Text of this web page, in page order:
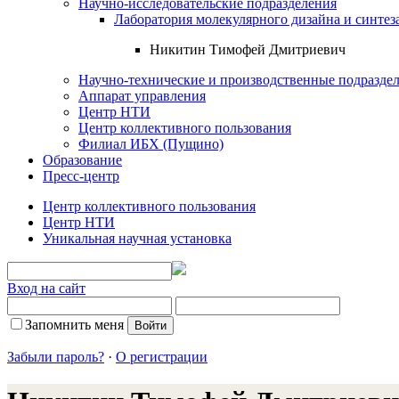
Лаборатория молекулярного дизайна и
Никитин Тимофей Дмитриевич
Научно-технические и производственные
Аппарат управления
Центр НТИ
Центр коллективного пользования
Филиал ИБХ (Пущино)
Образование
Пресс-центр
Центр коллективного пользования
Центр НТИ
Уникальная научная установка
Вход на сайт
Запомнить меня
Забыли пароль? · О регистрации